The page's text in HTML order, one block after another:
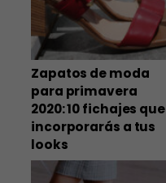
Zapatos de moda
para primavera
2020: 10 fichajes que
incorporarás a tus
looks